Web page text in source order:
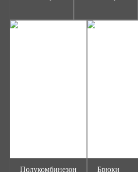
Полукомбинезон
Брюки